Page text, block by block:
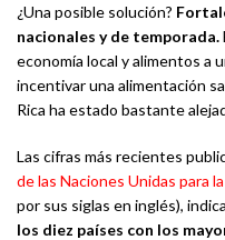
¿Una posible solución?
nacionales y de temporada.
economía local y alimentos a
incentivar una alimentación
Rica ha estado bastante
Las cifras más recientes
de las Naciones Unidas para
por sus siglas en inglés),
los diez países con los